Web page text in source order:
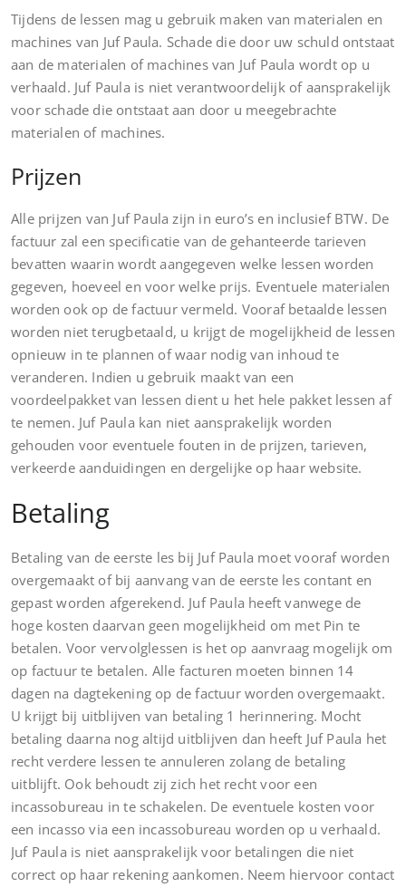
Tijdens de lessen mag u gebruik maken van materialen en
machines van Juf Paula. Schade die door uw schuld ontstaat
aan de materialen of machines van Juf Paula wordt op u
verhaald. Juf Paula is niet verantwoordelijk of aansprakelijk
voor schade die ontstaat aan door u meegebrachte
materialen of machines.
Prijzen
Alle prijzen van Juf Paula zijn in euro’s en inclusief BTW. De
factuur zal een specificatie van de gehanteerde tarieven
bevatten waarin wordt aangegeven welke lessen worden
gegeven, hoeveel en voor welke prijs. Eventuele materialen
worden ook op de factuur vermeld. Vooraf betaalde lessen
worden niet terugbetaald, u krijgt de mogelijkheid de lessen
opnieuw in te plannen of waar nodig van inhoud te
veranderen. Indien u gebruik maakt van een
voordeelpakket van lessen dient u het hele pakket lessen af
te nemen. Juf Paula kan niet aansprakelijk worden
gehouden voor eventuele fouten in de prijzen, tarieven,
verkeerde aanduidingen en dergelijke op haar website.
Betaling
Betaling van de eerste les bij Juf Paula moet vooraf worden
overgemaakt of bij aanvang van de eerste les contant en
gepast worden afgerekend. Juf Paula heeft vanwege de
hoge kosten daarvan geen mogelijkheid om met Pin te
betalen. Voor vervolglessen is het op aanvraag mogelijk om
op factuur te betalen. Alle facturen moeten binnen 14
dagen na dagtekening op de factuur worden overgemaakt.
U krijgt bij uitblijven van betaling 1 herinnering. Mocht
betaling daarna nog altijd uitblijven dan heeft Juf Paula het
recht verdere lessen te annuleren zolang de betaling
uitblijft. Ook behoudt zij zich het recht voor een
incassobureau in te schakelen. De eventuele kosten voor
een incasso via een incassobureau worden op u verhaald.
Juf Paula is niet aansprakelijk voor betalingen die niet
correct op haar rekening aankomen. Neem hiervoor contact